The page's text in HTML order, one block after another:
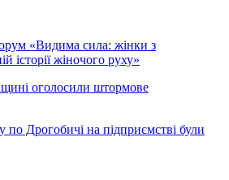
«Видима сила: жінки з
історії жіночого руху»
оголосили штормове
по Дрогобичі на підприємстві були